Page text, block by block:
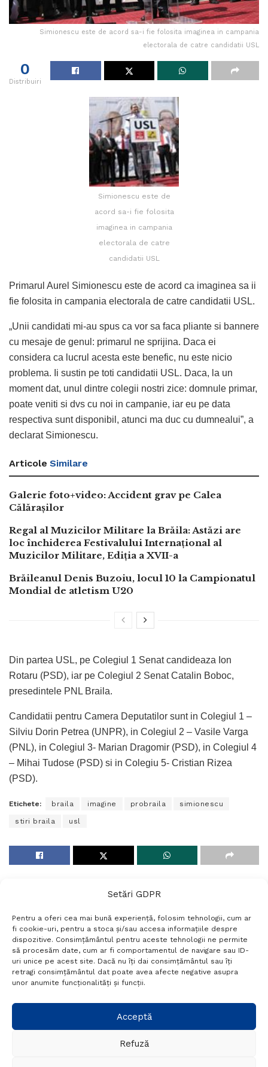
Setări GDPR
Pentru a oferi cea mai bună experiență, folosim tehnologii, cum ar
fi cookie-uri, pentru a stoca și/sau accesa informațiile despre
dispozitive. Consimțământul pentru aceste tehnologii ne permite
să procesăm date, cum ar fi comportamentul de navigare sau ID-
uri unice pe acest site. Dacă nu îți dai consimțământul sau îți
retragi consimțământul dat poate avea afecte negative asupra
unor anumite funcționalități și funcții.
Acceptă
Refuză
Simionescu este de acord sa-i fie folosita imaginea in campania
electorala de catre candidatii USL
0
Distribuiri
Simionescu este de
acord sa-i fie folosita
imaginea in campania
electorala de catre
candidatii USL
Primarul Aurel Simionescu este de acord ca imaginea sa ii
fie folosita in campania electorala de catre candidatii USL.
„Unii candidati mi-au spus ca vor sa faca pliante si bannere
cu mesaje de genul: primarul ne sprijina. Daca ei
considera ca lucrul acesta este benefic, nu este nicio
problema. Ii sustin pe toti candidatii USL. Daca, la un
moment dat, unul dintre colegii nostri zice: domnule primar,
poate veniti si dvs cu noi in campanie, iar eu pe data
respectiva sunt disponibil, atunci ma duc cu dumnealui”, a
declarat Simionescu.
Articole Similare
Galerie foto+video: Accident grav pe Calea
Călărașilor
Regal al Muzicilor Militare la Brăila: Astăzi are
loc închiderea Festivalului Internațional al
Muzicilor Militare, Ediția a XVII-a
Brăileanul Denis Buzoiu, locul 10 la Campionatul
Mondial de atletism U20
Din partea USL, pe Colegiul 1 Senat candideaza Ion
Rotaru (PSD), iar pe Colegiul 2 Senat Catalin Boboc,
presedintele PNL Braila.
Candidatii pentru Camera Deputatilor sunt in Colegiul 1 –
Silviu Dorin Petrea (UNPR), in Colegiul 2 – Vasile Varga
(PNL), in Colegiul 3- Marian Dragomir (PSD), in Colegiul 4
– Mihai Tudose (PSD) si in Colegiu 5- Cristian Rizea
(PSD).
Etichete: braila imagine probraila simionescu
stiri braila usl
Termeni si conditii
Politică de confidențialitate
Politica cookies
Setări GDPR
+40 788 760 194